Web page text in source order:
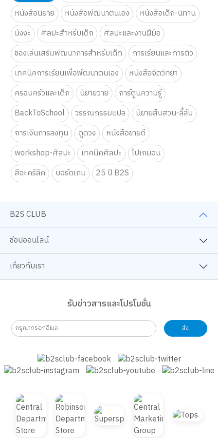
คำค้นหา คู่มือเลี้ยงลูก
หนังสือเตรียมสอบ
หนังสือนิยาย
หนังสือพัฒนาตนเอง
หนังสือเด็ก-นิทาน
มังงะ
ศิลปะสำหรับเด็ก
ศิลปะและงานฝีมือ
ของเล่นเสริมพัฒนาการสำหรับเด็ก
การเรียนและการติว
เทคนิคการเรียนเพื่อพัฒนาตนเอง
หนังสือจิตวิทยา
ครอบครัวและเด็ก
นิยายวาย
การ์ตูนความรู้
BackToSchool
วรรณกรรมแปล
นิยายสืบสวน-ลี้ลับ
การเงินการลงทุน
ดูดวง
หนังสือขายดี
workshop-ศิลปะ
เทคนิคศิลปะ
โปเกมอน
B2S CLUB
ช้อปออนไลน์
เกี่ยวกับเรา
รับข่าวสารและโปรโมชั่น